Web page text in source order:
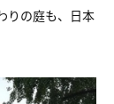
りの庭も、日本